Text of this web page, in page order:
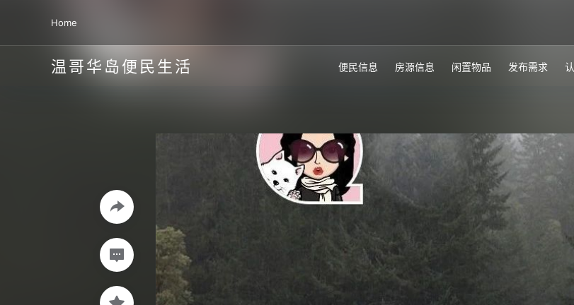
Home
温哥华岛便民生活 便民信息 房源信息 闲置物品 发布需求